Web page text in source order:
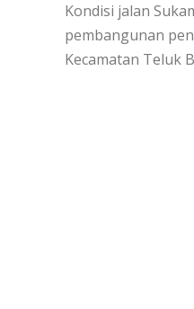
Kondisi jalan
pembangunan
Kecamatan Teluk